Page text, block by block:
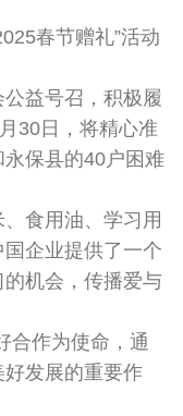
春节赠礼”活动
益号召，积极履
30日，将精心准
保县的40户困难
食用油、学习用
企业提供了一个
机会，传播爱与
合作为使命，通
发展的重要作